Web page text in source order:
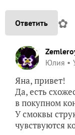
Ответить ✿
Юлия
Яна, привет!
Да, есть
в покупном
У смоквы
чувствуются